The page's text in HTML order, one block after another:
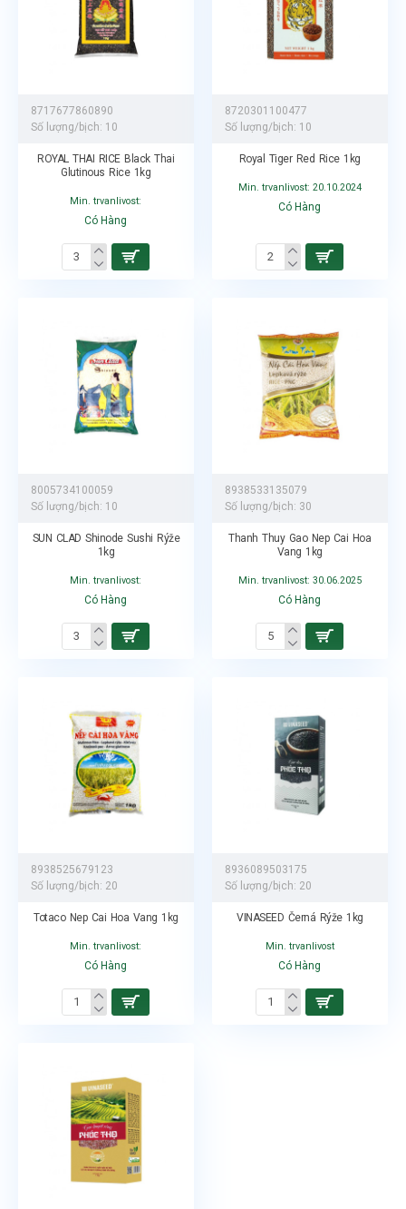
8717677860890
Số lượng/bịch: 10
ROYAL THAI RICE Black Thai
Glutinous Rice 1kg
Min. trvanlivost:
Có Hàng
8720301100477
Số lượng/bịch: 10
Royal Tiger Red Rice 1kg
Min. trvanlivost: 20.10.2024
Có Hàng
8005734100059
Số lượng/bịch: 10
SUN CLAD Shinode Sushi Rýže
1kg
Min. trvanlivost:
Có Hàng
8938533135079
Số lượng/bịch: 30
Thanh Thuy Gao Nep Cai Hoa
Vang 1kg
Min. trvanlivost: 30.06.2025
Có Hàng
8938525679123
Số lượng/bịch: 20
Totaco Nep Cai Hoa Vang 1kg
Min. trvanlivost:
Có Hàng
8936089503175
Số lượng/bịch: 20
VINASEED Černá Rýže 1kg
Min. trvanlivost
Có Hàng